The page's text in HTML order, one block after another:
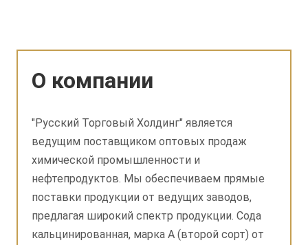
О компании
"Русский Торговый Холдинг" является
ведущим поставщиком оптовых продаж
химической промышленности и
нефтепродуктов. Мы обеспечиваем прямые
поставки продукции от ведущих заводов,
предлагая широкий спектр продукции. Сода
кальцинированная, марка А (второй сорт) от